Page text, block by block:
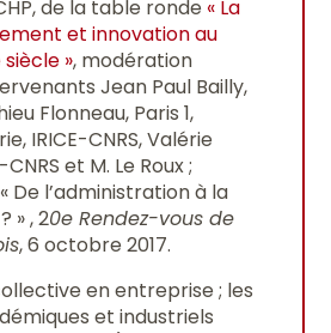
de la table ronde « La
et innovation au
», modération
Jean Paul Bailly,
Flonneau, Paris 1,
IRICE-CNRS, Valérie
et M. Le Roux ;
De l’administration à la
» , 20e Rendez-vous de
, 6 octobre 2017.
en entreprise ; les
et industriels